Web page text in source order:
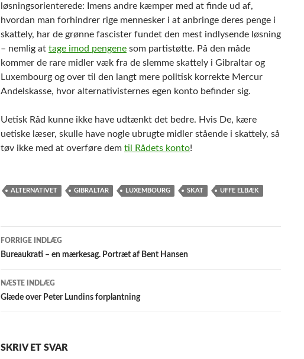
løsningsorienterede: Imens andre kæmper med at finde ud af,
hvordan man forhindrer rige mennesker i at anbringe deres penge i
skattely, har de grønne fascister fundet den mest indlysende løsning
– nemlig at tage imod pengene som partistøtte. På den måde
kommer de rare midler væk fra de slemme skattely i Gibraltar og
Luxembourg og over til den langt mere politisk korrekte Mercur
Andelskasse, hvor alternativisternes egen konto befinder sig.
Uetisk Råd kunne ikke have udtænkt det bedre. Hvis De, kære
uetiske læser, skulle have nogle ubrugte midler stående i skattely, så
tøv ikke med at overføre dem til Rådets konto!
ALTERNATIVET GIBRALTAR LUXEMBOURG SKAT UFFE ELBÆK
Indlægsnavigation
FORRIGE INDLÆG
Bureaukrati – en mærkesag. Portræt af Bent Hansen
NÆSTE INDLÆG
Glæde over Peter Lundins forplantning
SKRIV ET SVAR